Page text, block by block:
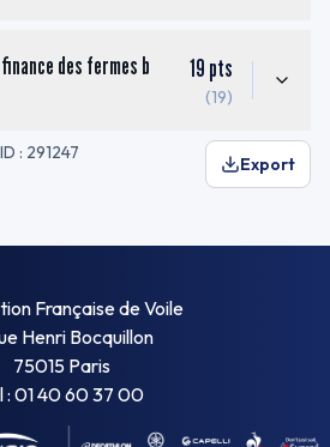
des fermes b 19 pts
(19)
: 291247
Export
Française de Voile
Henri Bocquillon
75015 Paris
: 01 40 60 37 00